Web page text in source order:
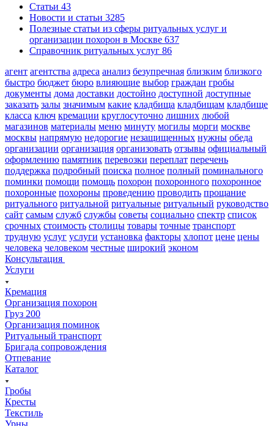
Cтатьи 43
Новости и статьи 3285
Полезные статьи из сферы ритуальных услуг и
организации похорон в Москве 637
Справочник ритуальных услуг 86
агент агентства адреса анализ безупречная близким близкого
быстро бюджет бюро влияющие выбор граждан гробы
документы дома доставки достойно доступной доступные
заказать залы значимым какие кладбища кладбищам кладбище
класса ключ кремации круглосуточно лишних любой
магазинов материалы меню минуту могилы морги москве
москвы напрямую недорогие незащищенных нужны обеда
организации организация организовать отзывы официальный
оформлению памятник перевозки переплат перечень
поддержка подробный поиска полное полный поминального
поминки помощи помощь похорон похоронного похоронное
похоронные похороны проведению проводить прощание
ритуального ритуальной ритуальные ритуальный руководство
сайт самым служб службы советы социально спектр список
срочных стоимость столицы товары точные транспорт
трудную услуг услуги установка факторы хлопот цене цены
человека человеком честные широкий эконом
Консультация
Услуги
Кремация
Организация похорон
Груз 200
Организация поминок
Ритуальный транспорт
Бригада сопровождения
Отпевание
Каталог
Гробы
Кресты
Текстиль
Урны